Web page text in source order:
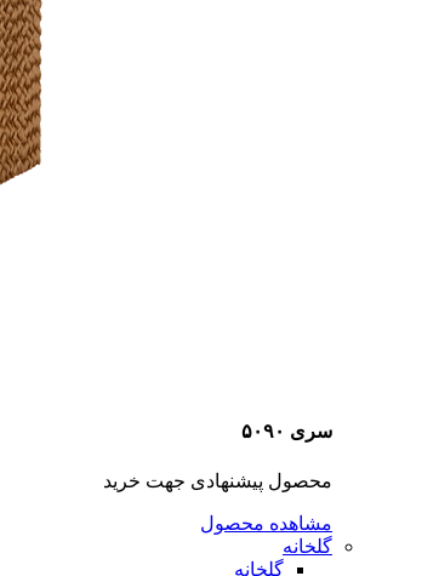
سری ۵۰۹۰
محصول پیشنهادی جهت خرید
مشاهده محصول
گلخانه
گلخانه